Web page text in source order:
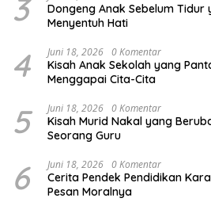
3
Dongeng Anak Sebelum Tidur
Menyentuh Hati
4 Juni 18, 2026 0 Komentar
Kisah Anak Sekolah yang
Menggapai Cita-Cita
5 Juni 18, 2026 0 Komentar
Kisah Murid Nakal yang
Seorang Guru
6 Juni 18, 2026 0 Komentar
Cerita Pendek Pendidikan
Pesan Moralnya